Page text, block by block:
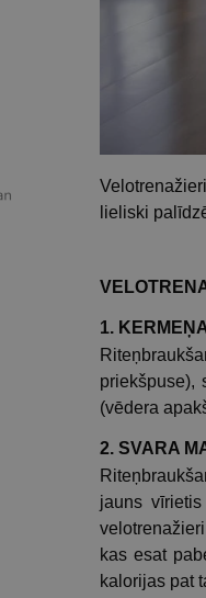
lieliski
1.
priekšpuse),
(vēdera
2. SVARA
jauns
kas esat
kalorijas pat